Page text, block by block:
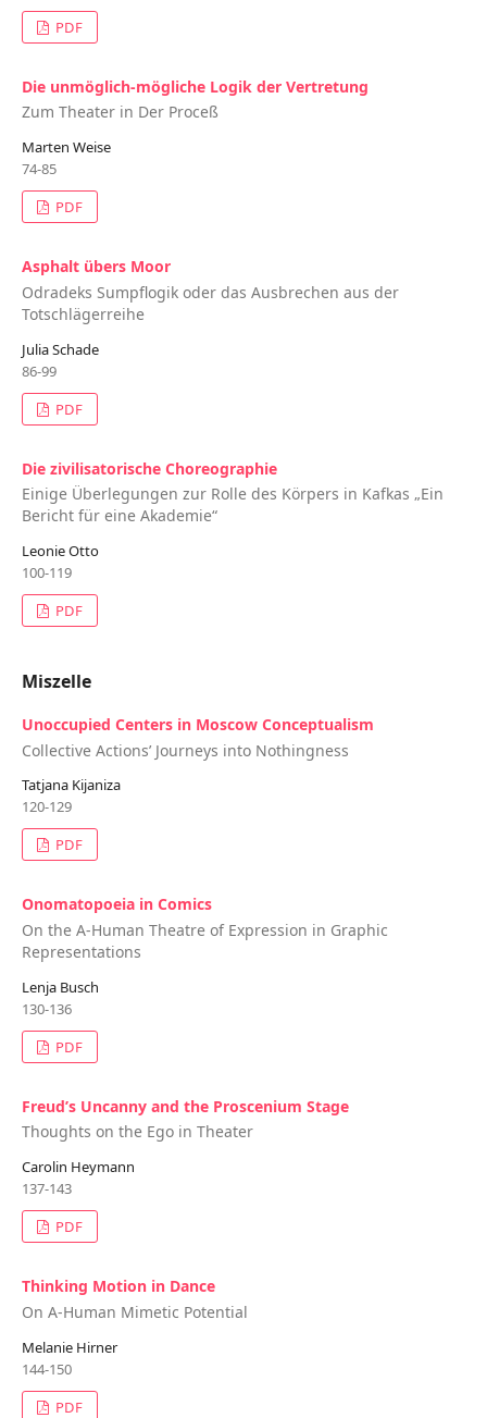
PDF
Die unmöglich-mögliche Logik der Vertretung
Zum Theater in Der Proceß
Marten Weise
74-85
PDF
Asphalt übers Moor
Odradeks Sumpflogik oder das Ausbrechen aus der
Totschlägerreihe
Julia Schade
86-99
PDF
Die zivilisatorische Choreographie
Einige Überlegungen zur Rolle des Körpers in Kafkas „Ein
Bericht für eine Akademie“
Leonie Otto
100-119
PDF
Miszelle
Unoccupied Centers in Moscow Conceptualism
Collective Actions’ Journeys into Nothingness
Tatjana Kijaniza
120-129
PDF
Onomatopoeia in Comics
On the A-Human Theatre of Expression in Graphic
Representations
Lenja Busch
130-136
PDF
Freud’s Uncanny and the Proscenium Stage
Thoughts on the Ego in Theater
Carolin Heymann
137-143
PDF
Thinking Motion in Dance
On A-Human Mimetic Potential
Melanie Hirner
144-150
PDF